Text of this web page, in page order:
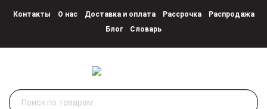
Контакты О нас Доставка и оплата Рассрочка
Распродажа
Блог
Словарь
Искать: